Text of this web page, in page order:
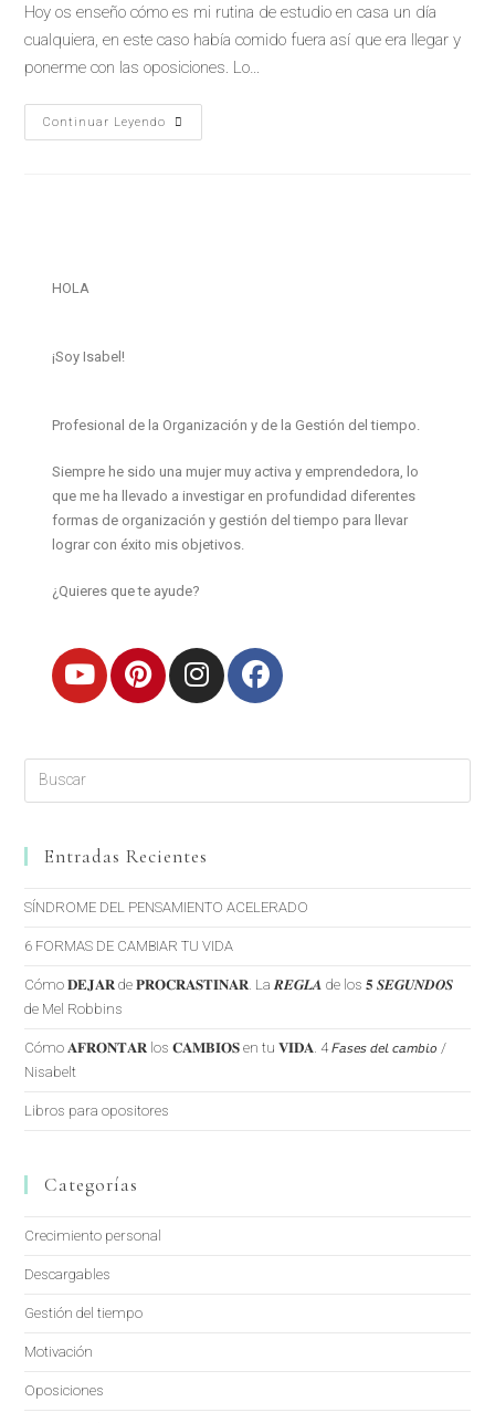
Hoy os enseño cómo es mi rutina de estudio en casa un día
cualquiera, en este caso había comido fuera así que era llegar y
ponerme con las oposiciones. Lo…
Continuar Leyendo
HOLA
¡Soy Isabel!
Profesional de la Organización y de la Gestión del tiempo.
Siempre he sido una mujer muy activa y emprendedora, lo
que me ha llevado a investigar en profundidad diferentes
formas de organización y gestión del tiempo para llevar
lograr con éxito mis objetivos.
¿Quieres que te ayude?
Entradas Recientes
SÍNDROME DEL PENSAMIENTO ACELERADO
6 FORMAS DE CAMBIAR TU VIDA
Cómo 𝐃𝐄𝐉𝐀𝐑 de 𝐏𝐑𝐎𝐂𝐑𝐀𝐒𝐓𝐈𝐍𝐀𝐑. La 𝑹𝑬𝑮𝑳𝑨 de los 𝟓 𝑺𝑬𝑮𝑼𝑵𝑫𝑶𝑺
de Mel Robbins
Cómo 𝐀𝐅𝐑𝐎𝐍𝐓𝐀𝐑 los 𝐂𝐀𝐌𝐁𝐈𝐎𝐒 en tu 𝐕𝐈𝐃𝐀. 4 𝘍𝘢𝘴𝘦𝘴 𝘥𝘦𝘭 𝘤𝘢𝘮𝘣𝘪𝘰 /
Nisabelt
Libros para opositores
Categorías
Crecimiento personal
Descargables
Gestión del tiempo
Motivación
Oposiciones